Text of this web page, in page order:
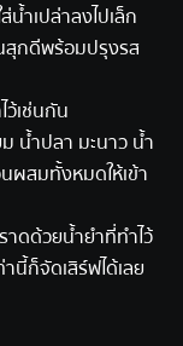
น้ำเปล่าลงไปเล็ก
สุกดีพร้อมปรุงรส
ว้เช่นกัน
น้ำปลา มะนาว น้ำ
ผสมทั้งหมดให้เข้า
ดด้วยน้ำยำที่ทำไว้
นี้ก็จัดเสิร์ฟได้เลย